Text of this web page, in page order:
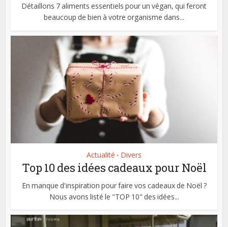
Détaillons 7 aliments essentiels pour un végan, qui feront
beaucoup de bien à votre organisme dans...
Actualité • Divers
Top 10 des idées cadeaux pour Noël
En manque d'inspiration pour faire vos cadeaux de Noël ?
Nous avons listé le "TOP 10" des idées...